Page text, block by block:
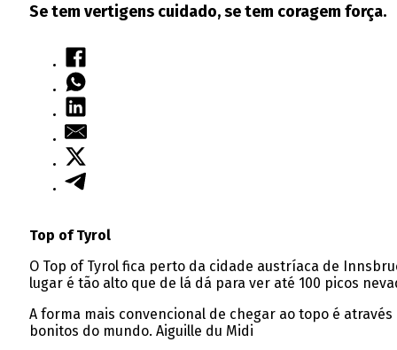
Se tem vertigens cuidado, se tem coragem força.
Top of Tyrol
O Top of Tyrol fica perto da cidade austríaca de
lugar é tão alto que de lá dá para ver até 100 picos
A forma mais convencional de chegar ao topo é
bonitos do mundo. Aiguille du Midi